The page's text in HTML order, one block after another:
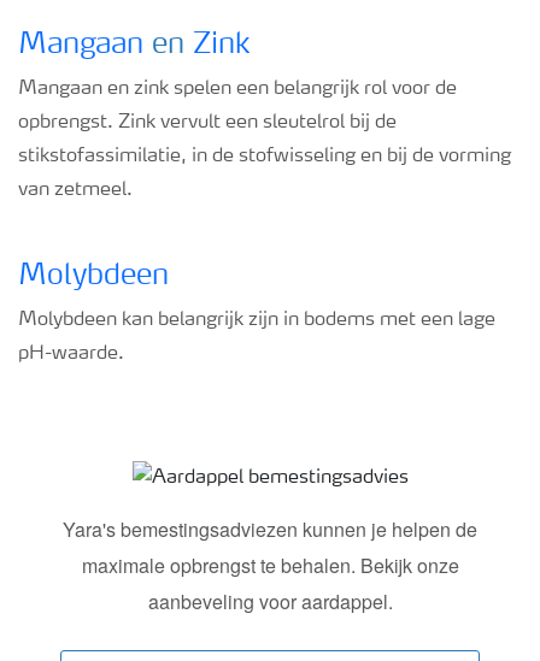
Mangaan en Zink
Mangaan en zink spelen een belangrijk rol voor de
opbrengst. Zink vervult een sleutelrol bij de
stikstofassimilatie, in de stofwisseling en bij de vorming
van zetmeel.
Molybdeen
Molybdeen kan belangrijk zijn in bodems met een lage
pH-waarde.
Aardappel bemestingsadvies
Yara's bemestingsadviezen kunnen je helpen de
maximale opbrengst te behalen. Bekijk onze
aanbeveling voor aardappel.